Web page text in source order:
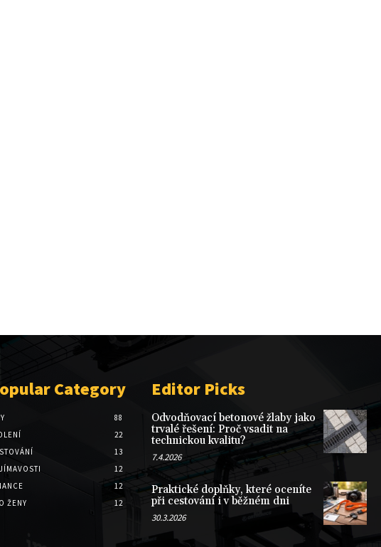
Category
88
22
13
12
12
ŽENY
12
Editor Picks
Odvodňovací betonové žlaby jako
trvalé řešení: Proč vsadit na
technickou kvalitu?
7.4.2026
Praktické doplňky, které oceníte
při cestování i v běžném dni
30.3.2026